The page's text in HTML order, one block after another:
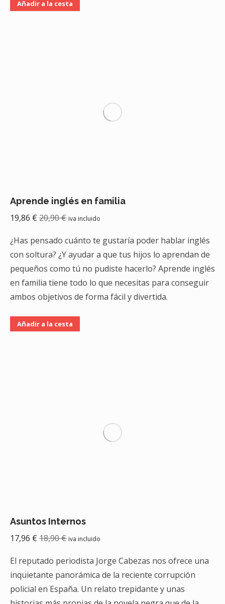
Añadir a la cesta
Aprende inglés en familia
19,86 € 20,90€ iva incluido
¿Has pensado cuánto te gustaría poder hablar inglés
con soltura? ¿Y ayudar a que tus hijos lo aprendan de
pequeños como tú no pudiste hacerlo? Aprende inglés
en familia tiene todo lo que necesitas para conseguir
ambos objetivos de forma fácil y divertida.
Añadir a la cesta
Asuntos Internos
17,96 € 18,90€ iva incluido
El reputado periodista Jorge Cabezas nos ofrece una
inquietante panorámica de la reciente corrupción
policial en España. Un relato trepidante y unas